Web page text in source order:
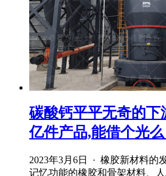
碳酸钙平平无奇的下
亿件产品,能借个光么
2023年3月6日 · 橡胶新材料的
记忆功能的橡胶和骨架材料、